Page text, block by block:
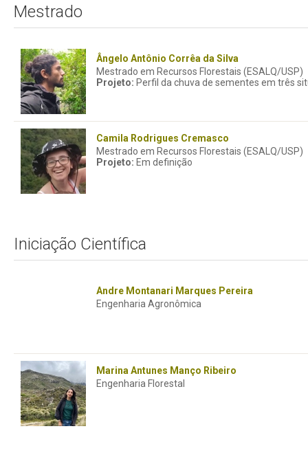
Mestrado
Ângelo Antônio Corrêa da Silva
Mestrado em Recursos Florestais (ESALQ/USP)
Projeto: Perfil da chuva de sementes em três
Camila Rodrigues Cremasco
Mestrado em Recursos Florestais (ESALQ/USP)
Projeto: Em definição
Iniciação Científica
Andre Montanari Marques Pereira
Engenharia Agronômica
Marina Antunes Manço Ribeiro
Engenharia Florestal